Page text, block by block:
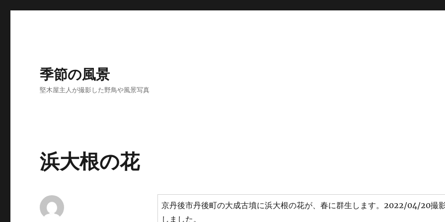
季節の風景
堅木屋主人が撮影した野鳥や風景写真
浜大根の花
京丹後市丹後町の大成古墳に浜大根の花が、春に群生します。2022/04/20撮
しました。